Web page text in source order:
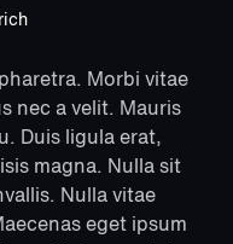
Morbi vitae
nec a velit. Mauris
Duis ligula erat,
magna. Nulla sit
Nulla vitae
eget ipsum